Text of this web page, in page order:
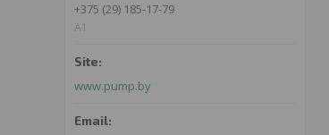
+375 (29) 185-17-79
A1
www.pump.by